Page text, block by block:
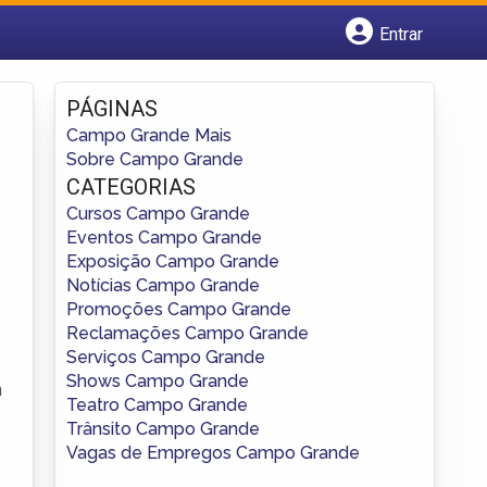
Entrar
Fazer login
Criar conta
PÁGINAS
Campo Grande Mais
Sobre Campo Grande
CATEGORIAS
Cursos Campo Grande
Eventos Campo Grande
Exposição Campo Grande
Notícias Campo Grande
Promoções Campo Grande
Reclamações Campo Grande
Serviços Campo Grande
Shows Campo Grande
Teatro Campo Grande
Trânsito Campo Grande
Vagas de Empregos Campo Grande